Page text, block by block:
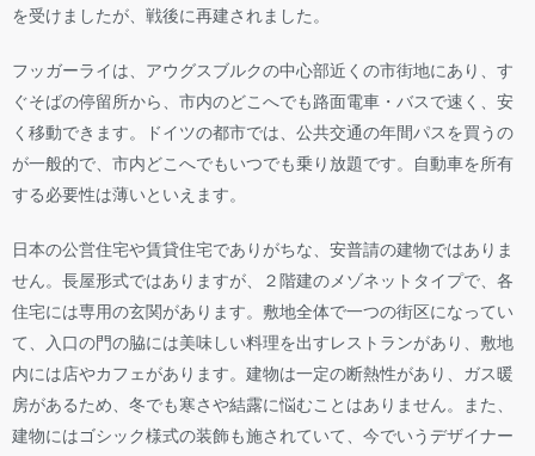
を受けましたが、戦後に再建されました。
フッガーライは、アウグスブルクの中心部近くの市街地にあり、す
ぐそばの停留所から、市内のどこへでも路面電車・バスで速く、安
く移動できます。ドイツの都市では、公共交通の年間パスを買うの
が一般的で、市内どこへでもいつでも乗り放題です。自動車を所有
する必要性は薄いといえます。
日本の公営住宅や賃貸住宅でありがちな、安普請の建物ではありま
せん。長屋形式ではありますが、２階建のメゾネットタイプで、各
住宅には専用の玄関があります。敷地全体で一つの街区になってい
て、入口の門の脇には美味しい料理を出すレストランがあり、敷地
内には店やカフェがあります。建物は一定の断熱性があり、ガス暖
房があるため、冬でも寒さや結露に悩むことはありません。また、
建物にはゴシック様式の装飾も施されていて、今でいうデザイナー